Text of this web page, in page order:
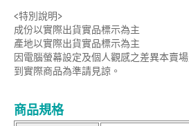
<特別說明>
成份以實際出貨實品標示為主
產地以實際出貨實品標示為主
因電腦螢幕設定及個人觀感之差異本賣
到實際商品為準請見諒。
商品規格